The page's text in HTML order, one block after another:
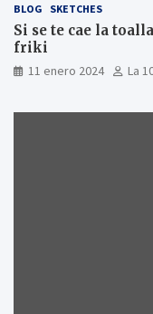
BLOG SKETCHES
Si se te cae la
friki
11 enero 2024 La